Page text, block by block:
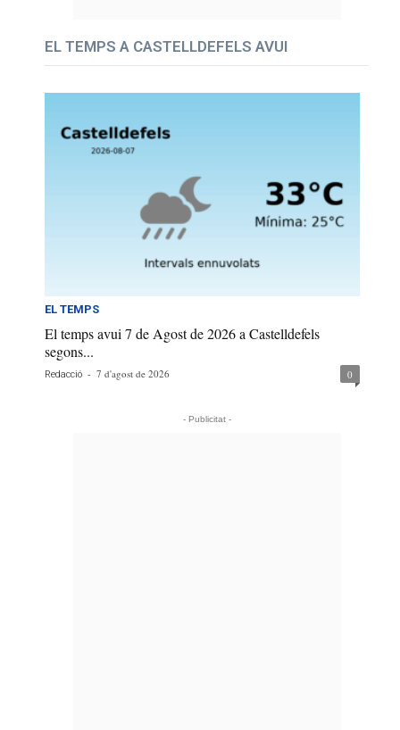
EL TEMPS A CASTELLDEFELS AVUI
EL TEMPS
El temps avui 7 de Agost de 2026 a Castelldefels
segons...
Redacció - 7 d'agost de 2026 0
- Publicitat -